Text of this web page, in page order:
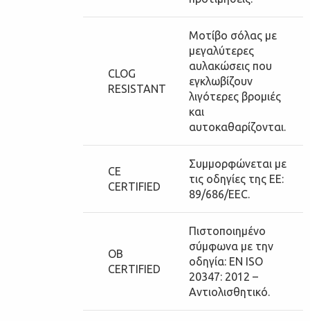
CLOG
RESISTANT
Μοτίβο σόλας με
μεγαλύτερες
αυλακώσεις που
εγκλωβίζουν
λιγότερες βρομιές
και
αυτοκαθαρίζονται.
CE
CERTIFIED
Συμμορφώνεται με
τις οδηγίες της ΕΕ:
89/686/EEC.
OB
CERTIFIED
Πιστοποιημένο
σύμφωνα με την
οδηγία: EN ISO
20347: 2012 –
Αντιολισθητικό.